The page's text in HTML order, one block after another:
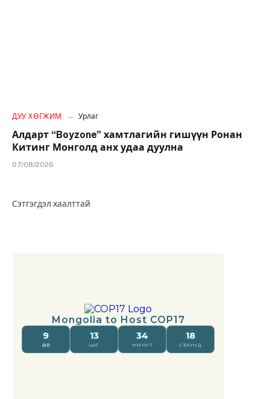
ДУУ ХӨГЖИМ Урлаг
Алдарт “Boyzone” хамтлагийн гишүүн Ронан
Китинг Монголд анх удаа дуулна
07/08/2026
Сэтгэгдэл хаалттай